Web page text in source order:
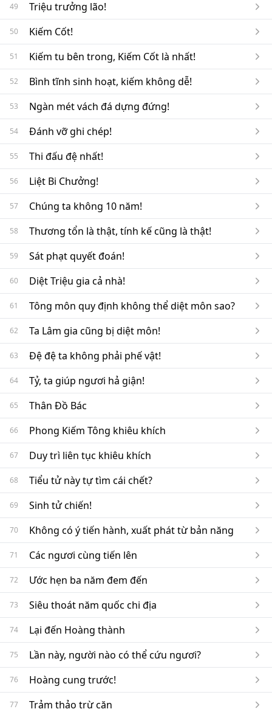
49 Triệu trưởng lão!
50 Kiếm Cốt!
51 Kiếm tu bên trong, Kiếm Cốt là nhất!
52 Bình tĩnh sinh hoạt, kiếm không dễ!
53 Ngàn mét vách đá dựng đứng!
54 Đánh vỡ ghi chép!
55 Thi đấu đệ nhất!
56 Liệt Bi Chưởng!
57 Chúng ta không 10 năm!
58 Thương tổn là thật, tính kế cũng là thật!
59 Sát phạt quyết đoán!
60 Diệt Triệu gia cả nhà!
61 Tông môn quy định không thể diệt môn sao?
62 Ta Lâm gia cũng bị diệt môn!
63 Đệ đệ ta không phải phế vật!
64 Tỷ, ta giúp ngươi hả giận!
65 Thân Đồ Bác
66 Phong Kiếm Tông khiêu khích
67 Duy trì liên tục khiêu khích
68 Tiểu tử này tự tìm cái chết?
69 Sinh tử chiến!
70 Không có ý tiến hành, xuất phát từ bản năng
71 Các ngươi cùng tiến lên
72 Ước hẹn ba năm đem đến
73 Siêu thoát năm quốc chi địa
74 Lại đến Hoàng thành
75 Lần này, người nào có thể cứu ngươi?
76 Hoàng cung trước!
77 Trảm thảo trừ căn